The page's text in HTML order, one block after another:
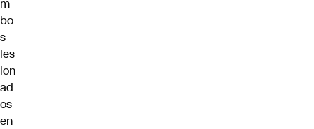
m
bo
s
les
ion
ad
os
en